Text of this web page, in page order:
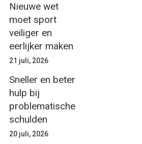
Nieuwe wet
moet sport
veiliger en
eerlijker maken
21 juli, 2026
Sneller en beter
hulp bij
problematische
schulden
20 juli, 2026